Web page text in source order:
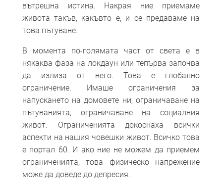
вътрешна истина. Накрая ние приемаме
живота такъв, какъвто е, и се предаваме на
това пътуване.
В момента по-голямата част от света е в
някаква фаза на локдаун или тепърва започва
да излиза от него. Това е глобално
ограничение. Имаше ограничения за
напускането на домовете ни, ограничаване на
пътуванията, ограничаване на социалния
живот. Ограниченията докоснаха всички
аспекти на нашия човешки живот. Всичко това
е портал 60. И ако ние не можем да приемем
ограниченията, това физическо напрежение
може да доведе до депресия.